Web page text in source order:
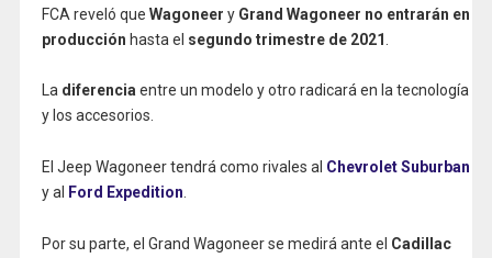
FCA reveló que Wagoneer y Grand Wagoneer no entrarán en
producción hasta el segundo trimestre de 2021
La diferenciaentre un modelo y otro radicará en la tecnología
y los accesorios.
El Jeep Wagoneer tendrá como rivales al Chevrolet Suburban
y al
Ford Expedition
Por su parte, el Grand Wagoneer se medirá ante el Cadillac